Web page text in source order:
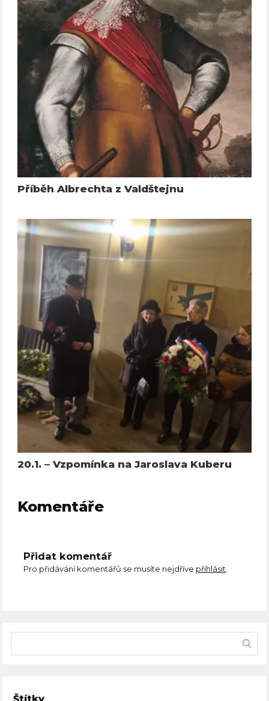
Příběh Albrechta z Valdštejnu
20.1. – Vzpomínka na Jaroslava Kuberu
Komentáře
Přidat komentář
Pro přidávání komentářů se musíte nejdříve přihlásit.